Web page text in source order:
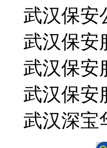
武汉保安
武汉保安
武汉保安
武汉保安
武汉深宝